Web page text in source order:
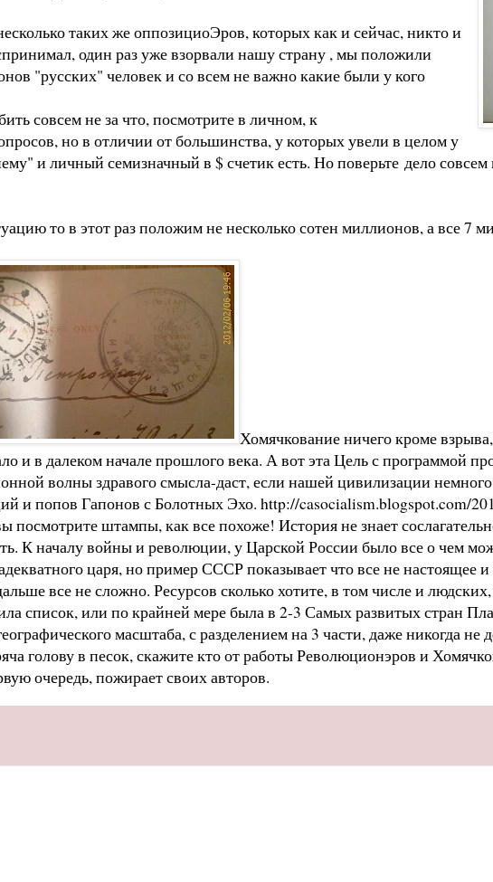
таких же оппозициоЭров, которых как и сейчас, никто и
один раз уже взорвали нашу страну , мы положили
"русских" человек и со всем не важно какие были у кого
совсем не за что, посмотрите в личном, к
но в отличии от большинства, у которых увели в целом у
и личный семизначный в $ счетик есть. Но поверьте дело
то в этот раз положим не несколько сотен миллионов, а все 7
Хомячкование ничего кроме
и в далеком начале прошлого века. А вот эта Цель с программой
волны здравого смысла-даст, если нашей цивилизации
и попов Гапонов с Болотных Эхо. http://casocialism.blogspot.com/
посмотрите штампы, как все похоже! История не знает
К началу войны и революции, у Царской России было все о чем
царя, но пример СССР показывает что все не настоящее
все не сложно. Ресурсов сколько хотите, в том числе и
список, или по крайней мере была в 2-3 Самых развитых стран
масштаба, с разделением на 3 части, даже никогда
голову в песок, скажите кто от работы Революционэров и
очередь, пожирает своих авторов.